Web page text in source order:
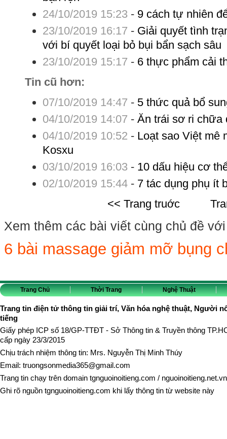
24/10/2019 15:23 - 9 cách tự nhiên
23/10/2019 16:17 - Giải quyết tình
với bí quyết loại bỏ bụi bẩn sạch sâu
23/10/2019 15:17 - 6 thực phẩm cải
Tin cũ hơn:
07/10/2019 14:47 - 5 thức quả bổ
04/10/2019 14:07 -Ăn trái sơ ri chữa
04/10/2019 10:52 - Loạt sao Việt mê
Kosxu
03/10/2019 16:03 - 10 dấu hiệu cơ
02/10/2019 15:44 - 7 tác dụng phụ ít
<< Trang truớc
Xem thêm các bài viết cùng chủ đề
6 bài massage giảm mỡ bụng
Trang Chủ Thời Trang Nghệ Thuật
Trang tin điện tử thông tin giải trí, Văn hóa nghệ thuật, Người
tiếng
Giấy phép ICP số 18/GP-TTĐT - Sở Thông tin & Truyền thông
cấp ngày 23/3/2015
Chịu trách nhiệm thông tin: Mrs. Nguyễn Thị Minh Thúy
Email: truongsonmedia365@gmail.com
Trang tin chạy trên domain tgnguoinoitieng.com / nguoinoitieng.net.vn
Ghi rõ nguồn tgnguoinoitieng.com khi lấy thông tin từ website này